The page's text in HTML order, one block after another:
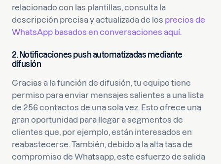
relacionado con las plantillas, consulta la
descripción precisa y actualizada de los precios de
WhatsApp basados en conversaciones aquí.
2. Notificaciones push automatizadas mediante
difusión
Gracias a la función de difusión, tu equipo tiene
permiso para enviar mensajes salientes a una lista
de 256 contactos de una sola vez. Esto ofrece una
gran oportunidad para llegar a segmentos de
clientes que, por ejemplo, están interesados en
reabastecerse. También, debido a la alta tasa de
compromiso de Whatsapp, este esfuerzo de salida